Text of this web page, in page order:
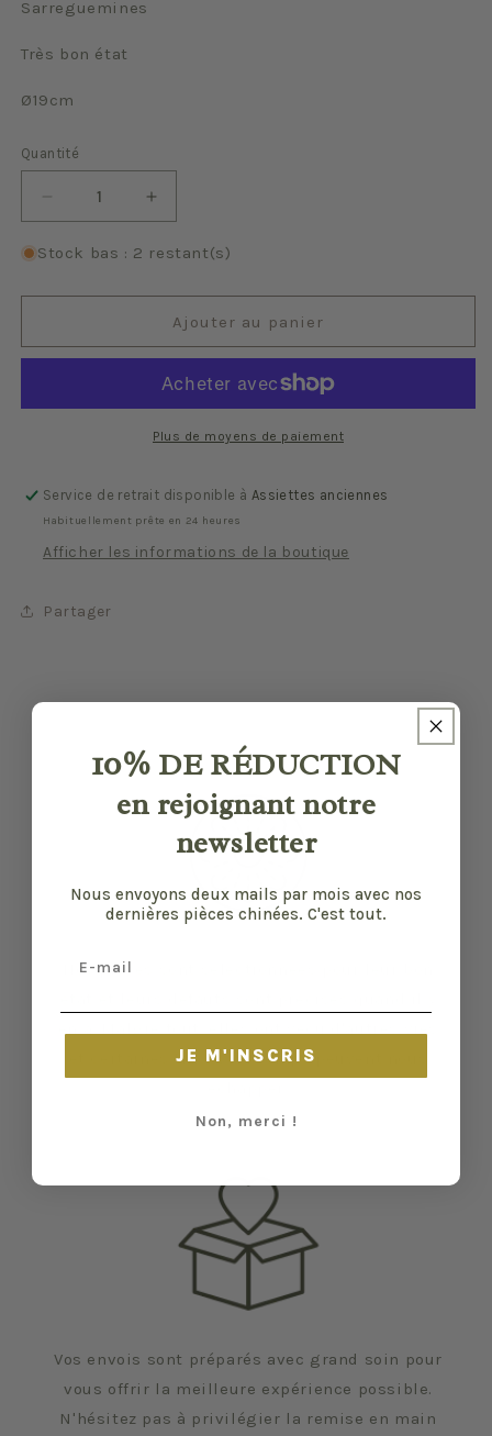
Sarreguemines
Très bon état
Ø19cm
Quantité
Quantité
Réduire
la
quantité
Jaune
Augmenter
la
quantité
Jaune
Stock bas : 2 restant(s)
Ajouter au panier
Plus de moyens de paiement
Service de retrait disponible à Assiettes anciennes
Habituellement prête en 24 heures
Afficher les informations de la boutique
Partager
Nos pièces sont sélectionnées pour leur bon
et certaines traces du temps peuvent nous
Vos envois sont préparés avec grand soin pour
vous offrir la meilleure expérience possible.
N'hésitez pas à privilégier la remise en main
10% DE RÉDUCTION
en rejoignant notre
newsletter
Nous envoyons deux mails par mois avec nos
dernières pièces chinées. C'est tout.
JE M'INSCRIS
Non, merci !